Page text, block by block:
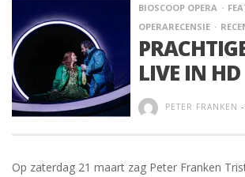
BIOSCOOP OPERA
OPERARECENSIE
LIVE IN HD
PETER FRANKEN -
Op zaterdag 21 maart zag Peter Franken